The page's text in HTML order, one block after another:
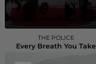
THE POLICE
Every Breath You Take